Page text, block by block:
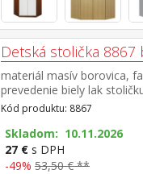
Detská stolička 8867
materiál masív borovica,
prevedenie biely lak
kombinovať s detským
sedu 30 cm, vhodné pre
Kód produktu: 8867
Skladom: 10.11.2026
27 € s DPH
-49% 53,50 € **